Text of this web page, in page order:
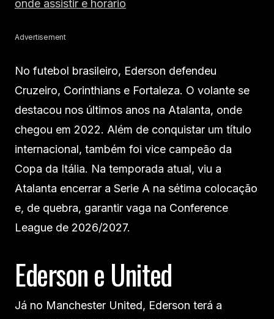
onde assistir e horário
Advertisement
No futebol brasileiro, Ederson defendeu
Cruzeiro, Corinthians e Fortaleza. O volante se
destacou nos últimos anos na Atalanta, onde
chegou em 2022. Além de conquistar um título
internacional, também foi vice campeão da
Copa da Itália. Na temporada atual, viu a
Atalanta encerrar a Serie A na sétima colocação
e, de quebra, garantir vaga na Conference
League de 2026/2027.
Ederson e United
Já no Manchester United, Ederson terá a